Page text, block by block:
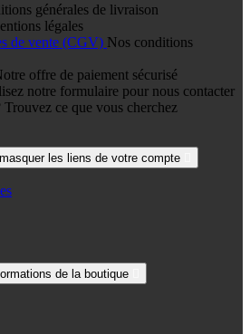
générales de livraison
légales
de vente (CGV) Nos conditions
offre de paiement sécurisé
notre formulaire pour nous contacter
Trouvez ce que vous cherchez
les liens de votre compte
de la boutique